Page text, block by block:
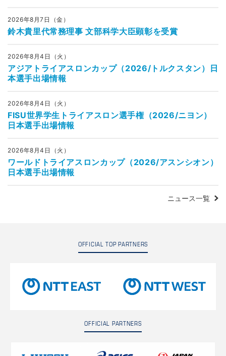
2026年8月7日（金）
鈴木貴里代常務理事 文部科学大臣顕彰を受賞
2026年8月4日（火）
アジアトライアスロンカップ（2026/トルクスタン）日
本選手出場情報
2026年8月4日（火）
FISU世界学生トライアスロン選手権（2026/ニヨン）
日本選手出場情報
2026年8月4日（火）
ワールドトライアスロンカップ（2026/アスンシオン）
日本選手出場情報
ニュース一覧
OFFICIAL TOP PARTNERS
OFFICIAL PARTNERS